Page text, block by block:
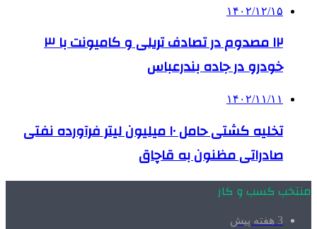
۱۴۰۲/۱۲/۱۵
۱۲ مصدوم در تصادف تریلی و کامیونت با ۳
خودرو در جاده بندرعباس
۱۴۰۲/۱۱/۱۱
تخلیه کشتی حامل ۱۰ میلیون لیتر فرآورده نفتی
صادراتی مظنون به قاچاق
منتخب کسب و کار
3 هفته پیش